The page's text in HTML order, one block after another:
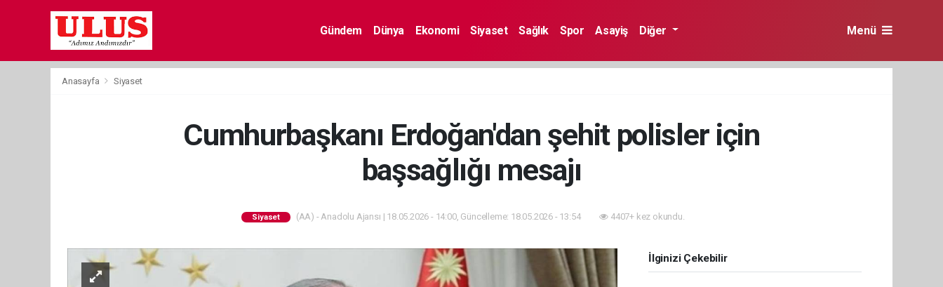
Gündem Dünya Ekonomi Siyaset Sağlık Spor Asayiş Diğer Menü
Anasayfa Siyaset
Cumhurbaşkanı Erdoğan'dan şehit polisler için
başsağlığı mesajı
Siyaset (AA) - Anadolu Ajansı | 18.05.2026 - 14:00, Güncelleme: 18.05.2026 - 13:54 4407+ kez okundu.
İlginizi Çekebilir